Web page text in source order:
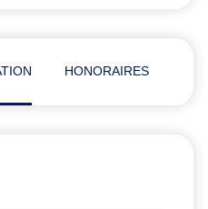
HONORAIRES